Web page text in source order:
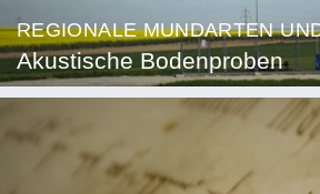
REGIONALE MUNDARTEN
Akustische Bodenproben